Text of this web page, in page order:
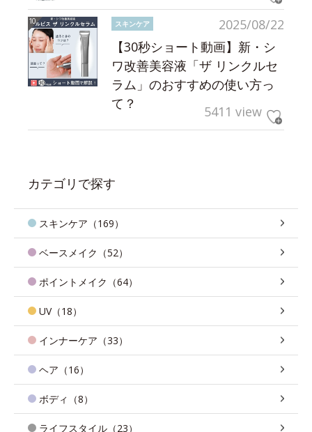
2025/08/22
スキンケア
【30秒ショート動画】新・シ
ワ改善美容液「ザ リンクルセ
ラム」のおすすめの使い方っ
て？
5411 view
カテゴリで探す
スキンケア（169）
ベースメイク（52）
ポイントメイク（64）
UV（18）
インナーケア（33）
ヘア（16）
ボディ（8）
ライフスタイル（23）